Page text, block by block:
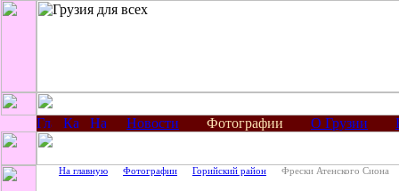
Новости Фотографии О Грузии
На главную Фотографии Горийский район Фрески Атенского Сиона